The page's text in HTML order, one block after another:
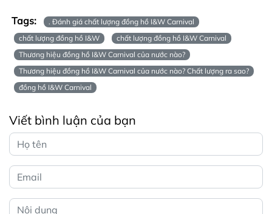
Tags:
. Đánh giá chất lượng đồng hồ I&W Carnival
chất lượng đồng hồ I&W
chất lượng đồng hồ I&W Carnival
Thương hiệu đồng hồ I&W Carnival của nước nào?
Thương hiệu đồng hồ I&W Carnival của nước nào? Chất lượng ra sao?
đồng hồ I&W Carnival
Viết bình luận của bạn